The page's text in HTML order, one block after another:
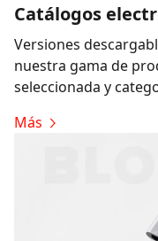
Catálogos
Versiones
nuestra gama de
seleccionada y
Más